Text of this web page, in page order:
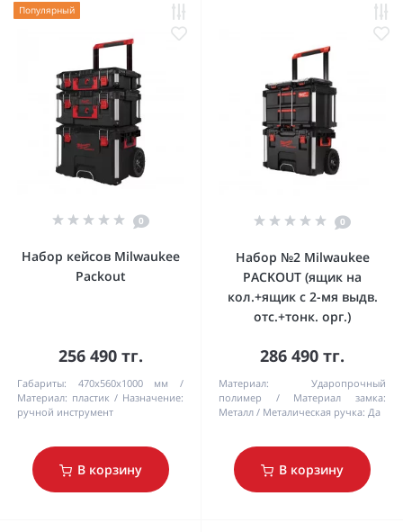
Популярный
0
Набор кейсов Milwaukee
Packout
256 490 тг.
Габариты:
470х560х1000 мм
Материал: пластик
Назначение:
ручной инструмент
В корзину
0
Набор №2 Milwaukee
PACKOUT (ящик на
кол.+ящик с 2-мя выдв.
отс.+тонк. орг.)
286 490 тг.
Материал:
Ударопрочный
полимер
Материал замка:
Металл
Металическая ручка: Да
В корзину